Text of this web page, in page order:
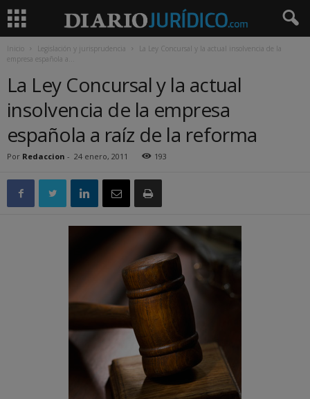
Inicio Legislación y jurisprudencia
La Ley Concursal y la actual insolvencia de la
empresa española a...
La Ley Concursal y la actual
insolvencia de la empresa
española a raíz de la reforma
Por Redaccion - 24 enero, 2011 193